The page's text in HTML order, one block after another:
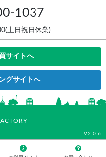
1037
土日祝日休業)
サイトへ
グサイトへ
V2.0.6